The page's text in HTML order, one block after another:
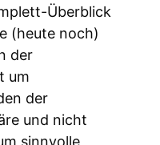
Überblick
(heute noch)
der
um
der
und nicht